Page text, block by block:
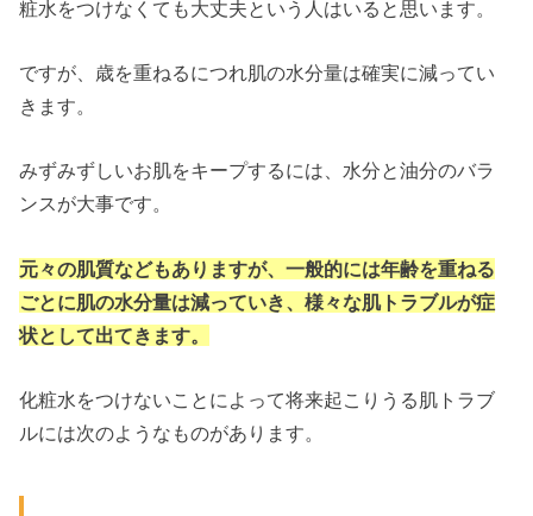
粧水をつけなくても大丈夫という人はいると思います。
ですが、歳を重ねるにつれ肌の水分量は確実に減ってい
きます。
みずみずしいお肌をキープするには、水分と油分のバラ
ンスが大事です。
元々の肌質などもありますが、一般的には年齢を重ねる
ごとに肌の水分量は減っていき、様々な肌トラブルが症
状として出てきます。
化粧水をつけないことによって将来起こりうる肌トラブ
ルには次のようなものがあります。